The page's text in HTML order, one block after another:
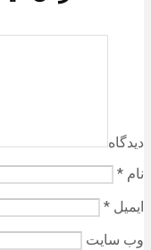
دیدگاه
نام *
ایمیل *
وب‌ سایت